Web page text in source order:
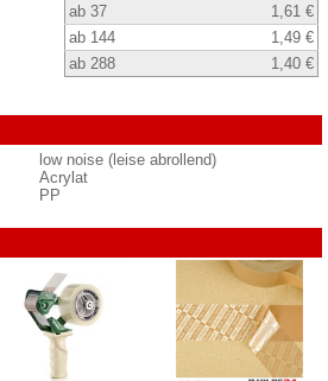
ab 37
1,61 €
ab 144
1,49 €
ab 288
1,40 €
low noise (leise abrollend)
Acrylat
PP